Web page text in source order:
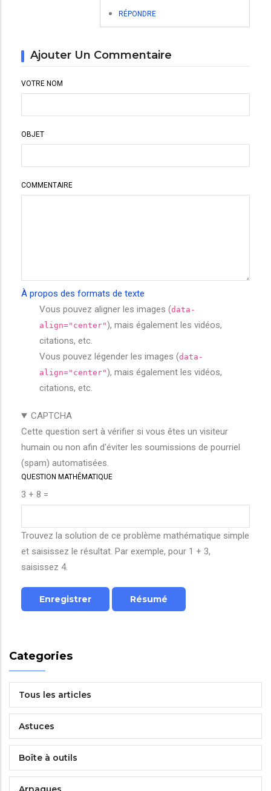
brigitte
RÉPONDRE
Ajouter Un Commentaire
VOTRE NOM
OBJET
COMMENTAIRE
À propos des formats de texte
Vous pouvez aligner les images (data-
align="center"), mais également les vidéos,
citations, etc.
Vous pouvez légender les images (data-
align="center"), mais également les vidéos,
citations, etc.
CAPTCHA
Cette question sert à vérifier si vous êtes un visiteur
humain ou non afin d'éviter les soumissions de pourriel
(spam) automatisées.
QUESTION MATHÉMATIQUE
3 + 8 =
Trouvez la solution de ce problème mathématique simple
et saisissez le résultat. Par exemple, pour 1 + 3,
saisissez 4.
Categories
Tous les articles
Astuces
Boîte à outils